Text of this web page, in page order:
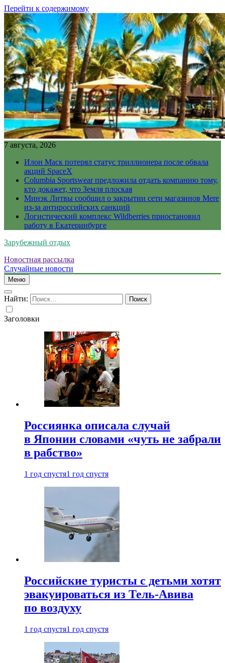
Перейти к содержимому
7 августа, 2026
Илон Маск потерял статус триллионера после обвала
акций SpaceX
Columbia Sportswear предложила отдать компанию тому,
кто докажет, что Земля плоская
Минэк Литвы сообщил о закрытии сети магазинов Mere
из-за антироссийских санкций
Логистический комплекс Wildberries приостановил
работу в Екатеринбурге
Зарубежный отдых
Новостная рассылка
Случайные новости
Меню
Найти:
Заголовки
Россиянка описала случай
в Японии словами «чуть не забрали
в рабство»
1 год спустя1 год спустя
Российские туристы с детьми хотят
эвакуироваться из Тель-Авива
по воздуху
1 год спустя1 год спустя